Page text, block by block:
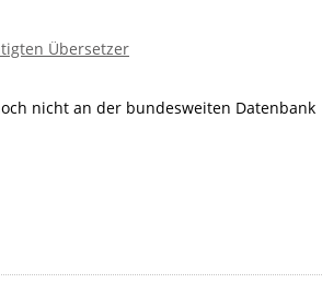
Übersetzer
nicht an der bundesweiten Datenbank